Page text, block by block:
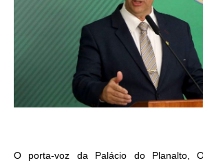
O porta-voz da Palácio do Planalto,